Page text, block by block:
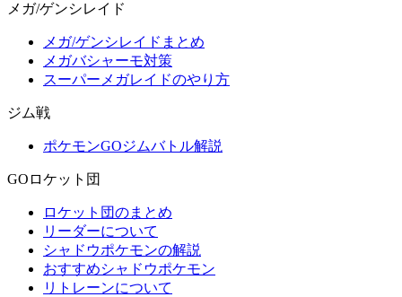
メガ/ゲンシレイド
メガ/ゲンシレイドまとめ
メガバシャーモ対策
スーパーメガレイドのやり方
ジム戦
ポケモンGOジムバトル解説
GOロケット団
ロケット団のまとめ
リーダーについて
シャドウポケモンの解説
おすすめシャドウポケモン
リトレーンについて